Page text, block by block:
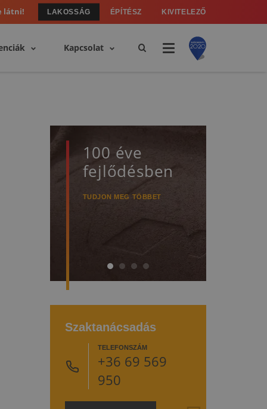
látni! LAKOSSÁG ÉPÍTÉSZ KIVITELEZŐ
Kapcsolat
100 éve
fejlődésben
TUDJON MEG TÖBBET
Szaktanácsadás
TELEFONSZÁM
+36 69 569
950